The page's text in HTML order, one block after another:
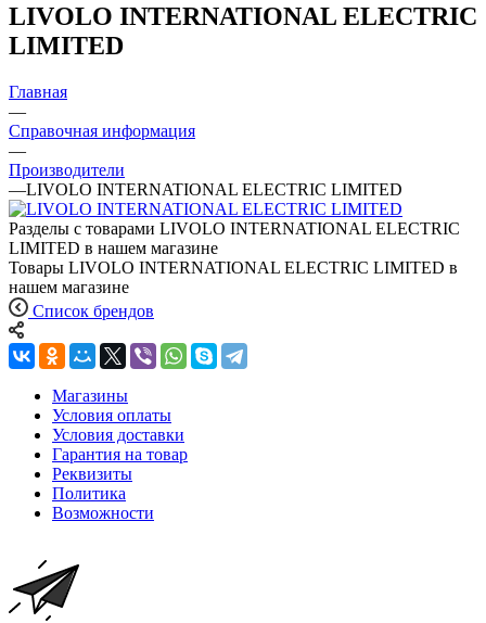
LIVOLO INTERNATIONAL ELECTRIC
LIMITED
Главная
—
Справочная информация
—
Производители
—LIVOLO INTERNATIONAL ELECTRIC LIMITED
Разделы с товарами LIVOLO INTERNATIONAL ELECTRIC
LIMITED в нашем магазине
Товары LIVOLO INTERNATIONAL ELECTRIC LIMITED в
нашем магазине
Список брендов
Магазины
Условия оплаты
Условия доставки
Гарантия на товар
Реквизиты
Политика
Возможности